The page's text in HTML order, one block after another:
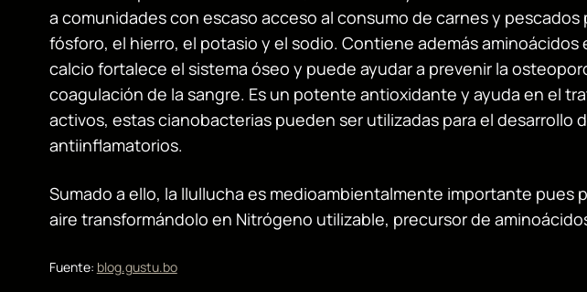
a comunidades con escaso acceso al consumo de carnes y
fósforo, el hierro, el potasio y el sodio. Contiene además aminoácidos
calcio fortalece el sistema óseo y puede ayudar a prevenir la
coagulación de la sangre. Es un potente antioxidante y ayuda en el
activos, estas cianobacterias pueden ser utilizadas para el
antiinflamatorios.
Sumado a ello, la llullucha es medioambientalmente importante
aire transformándolo en Nitrógeno utilizable, precursor de
Fuente: blog.gustu.bo